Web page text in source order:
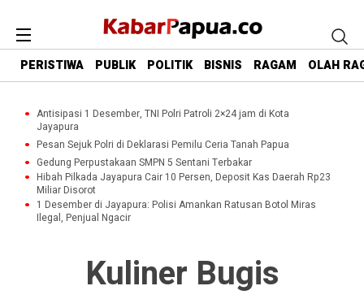
PERISTIWA PUBLIK POLITIK BISNIS RAGAM OLAH
Antisipasi 1 Desember, TNI Polri Patroli 2×24 jam di Kota
Jayapura
Pesan Sejuk Polri di Deklarasi Pemilu Ceria Tanah Papua
Gedung Perpustakaan SMPN 5 Sentani Terbakar
Hibah Pilkada Jayapura Cair 10 Persen, Deposit Kas Daerah Rp23
Miliar Disorot
1 Desember di Jayapura: Polisi Amankan Ratusan Botol Miras
Ilegal, Penjual Ngacir
Kuliner Bugis